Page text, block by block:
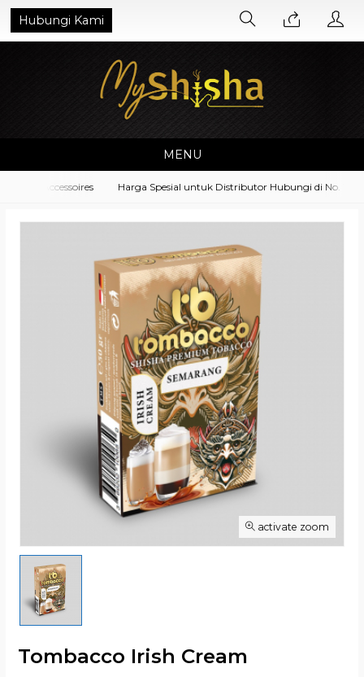
Hubungi Kami
MENU
Accessoires Harga Spesial untuk Distributor Hubungi di No.
activate zoom
Tombacco Irish Cream